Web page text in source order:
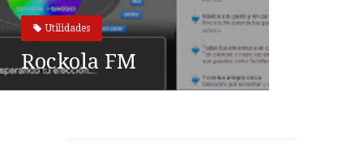
Utilidades
Rockola FM